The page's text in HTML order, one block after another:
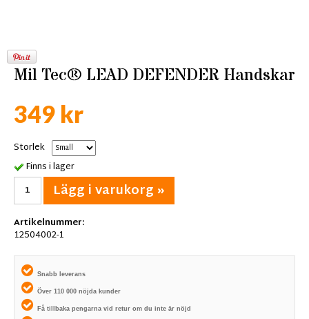
Mil Tec® LEAD DEFENDER Handskar
349 kr
Storlek
Finns i lager
Lägg i varukorg »
Artikelnummer:
12504002-1
Snabb leverans
Över 110 000 nöjda kunder
Få tillbaka pengarna vid retur om du inte är nöjd